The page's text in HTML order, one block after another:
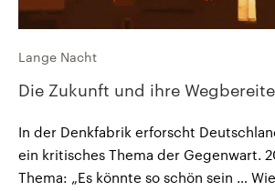
Lange Nacht
Die Zukunft und ihre
In der Denkfabrik erforscht
ein kritisches Thema der Gegenwart.
Thema: „Es könnte so schön sein …